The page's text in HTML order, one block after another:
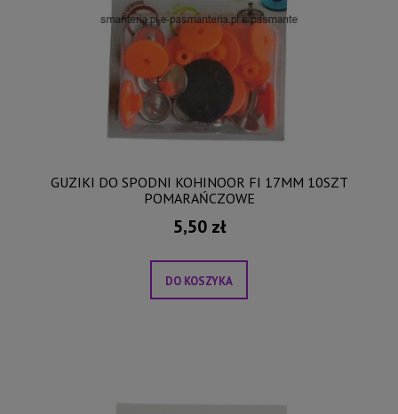
GUZIKI DO SPODNI KOHINOOR FI 17MM 10SZT
POMARAŃCZOWE
5,50 zł
DO KOSZYKA